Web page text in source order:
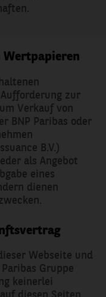
Sie uns
Wertpapieren
zur
Verkauf von
BNP Paribas oder
B.V.)
als Angebot
eines
dienen
Webseite und
Gruppe
keinerlei
diesen Seiten